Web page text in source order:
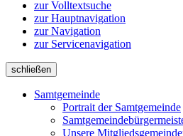
zur Volltextsuche
zur Hauptnavigation
zur Navigation
zur Servicenavigation
schließen
Samtgemeinde
Portrait der Samtgemeinde
Unsere